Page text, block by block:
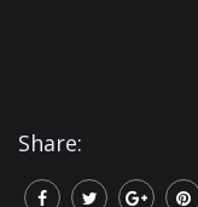
Share: